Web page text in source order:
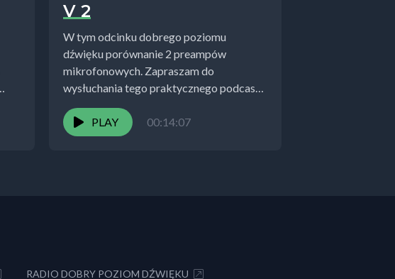
V 2
W tym odcinku dobrego poziomu
dźwięku porównanie 2 preampów
mikrofonowych. Zapraszam do
wysłuchania tego praktycznego podcastu.
Liczę na wasze słuchowe odczucia w
komentarzu. w...
PLAY 00:14:07
RADIO DOBRY POZIOM DŹWIĘKU